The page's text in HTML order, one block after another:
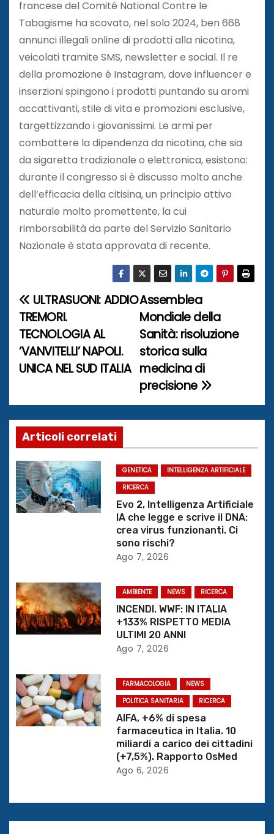
francese del Comité National Contre le
Tabagisme ha scovato, nel solo 2024, ben 668
annunci illegali online di prodotti alla nicotina,
veicolati tramite SMS, newsletter e social. Il re
della promozione è Instagram, dove influencer e
inserzioni spingono i prodotti puntando su aromi
accattivanti, stile di vita e promozioni esclusive,
targettizzando i giovanissimi. Le armi per
combattere la dipendenza da nicotina, che sia
da sigaretta tradizionale o elettronica, esistono:
durante il congresso si è discusso molto anche
dell’efficacia della citisina, un principio attivo
naturale molto promettente, la cui
rimborsabilità da parte del Servizio Sanitario
Nazionale è stata approvata di recente.
N
a
v
g
a
z
i
o
a
r
t
c
o
Assemblea
Mondiale della
Sanità: risoluzione
storica sulla
medicina di
precisione
ULTRASUONI: ADDIO
TREMORI.
TECNOLOGIA AL
‘VANVITELLI’ NAPOLI.
UNICA NEL SUD ITALIA
Articoli correlati
GENETICA
INTELLIGENZA ARTIFICIALE
RICERCA
Evo 2, Intelligenza Artificiale
IA che legge e scrive il DNA:
crea virus funzionanti. Ci
sono rischi?
Ago 7, 2026
AMBIENTE NEWS RICERCA
INCENDI. WWF: IN ITALIA
+133% RISPETTO MEDIA
ULTIMI 20 ANNI
Ago 7, 2026
FARMACOLOGIA
NEWS
POLITICA SANITARIA
RICERCA
AIFA, +6% di spesa
farmaceutica in Italia. 10
miliardi a carico dei cittadini
(+7,5%). Rapporto OsMed
Ago 6, 2026